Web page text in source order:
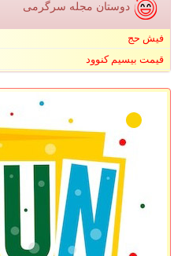
دوستان مجله سرگرمی
فیش حج
قیمت بیسیم کنوود